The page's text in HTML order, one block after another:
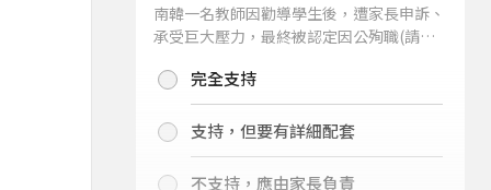
南韓一名教師因勸導學生後，遭家長申訴、
承受巨大壓力，最終被認定因公殉職(請見
你支持老師適度管教學生嗎？
完全支持
支持，但要有詳細配套
不支持，應由家長負責